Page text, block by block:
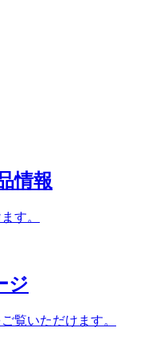
情報
す。
ジ
覧いただけます。